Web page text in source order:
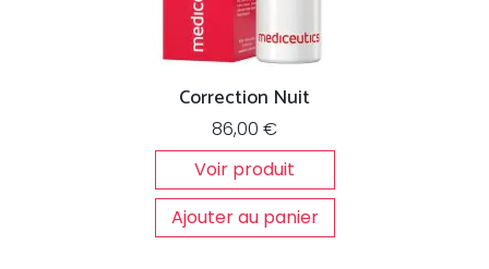
Correction Nuit
86,00 €
Voir produit
Ajouter au panier